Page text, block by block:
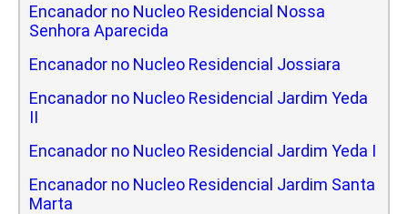
Encanador no Nucleo Residencial Nossa
Senhora Aparecida
Encanador no Nucleo Residencial Jossiara
Encanador no Nucleo Residencial Jardim Yeda
II
Encanador no Nucleo Residencial Jardim Yeda I
Encanador no Nucleo Residencial Jardim Santa
Marta